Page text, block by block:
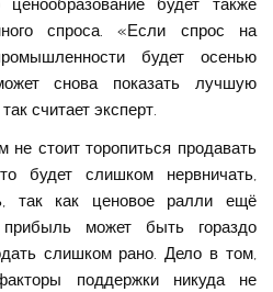
ценообразование будет также
спроса. «Если спрос на
будет осенью
снова показать лучшую
считает эксперт.
не стоит торопиться продавать
будет слишком нервничать,
так как ценовое ралли ещё
может быть гораздо
слишком рано. Дело в том,
поддержки никуда не